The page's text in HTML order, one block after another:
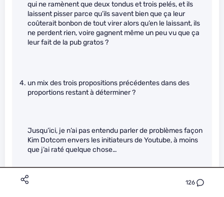
126
qui ne ramènent que deux tondus et trois pelés, et ils
laissent pisser parce qu’ils savent bien que ça leur
coûterait bonbon de tout virer alors qu’en le laissant, ils
ne perdent rien, voire gagnent même un peu vu que ça
leur fait de la pub gratos ?
un mix des trois propositions précédentes dans des
proportions restant à déterminer ?
Jusqu’ici, je n’ai pas entendu parler de problèmes façon
Kim Dotcom envers les initiateurs de Youtube, à moins
que j’ai raté quelque chose…
je dirais un mix, avec le 3 qu’ils n’admettront jamais (ca